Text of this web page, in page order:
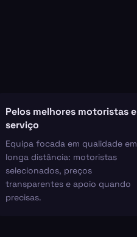
Pelos melhores motoristas e
serviço
Equipa focada em qualidade em
longa distância: motoristas
selecionados, preços
transparentes e apoio quando
precisas.